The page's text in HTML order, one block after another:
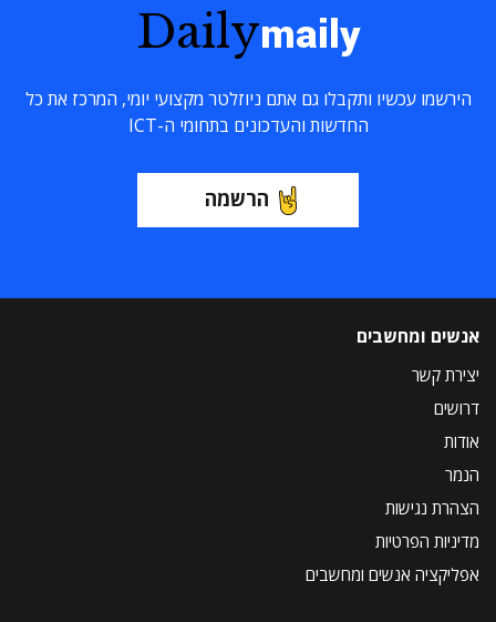
Dailymaily
הירשמו עכשיו ותקבלו גם אתם ניוזלטר מקצועי יומי, המרכז את כל
החדשות והעדכונים בתחומי ה-ICT
הרשמה
אנשים ומחשבים
יצירת קשר
דרושים
אודות
הנמר
הצהרת נגישות
מדיניות הפרטיות
אפליקציה אנשים ומחשבים